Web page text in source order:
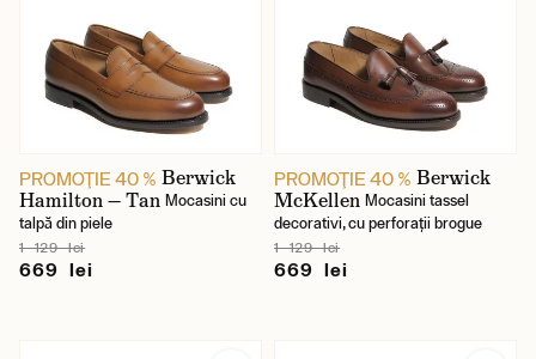
PROMOŢIE 40 % Berwick
Hamilton — Tan Mocasini cu
talpă din piele
1 129 lei
669 lei
PROMOŢIE 40 % Berwick
McKellen Mocasini tassel
decorativi, cu perforații brogue
1 129 lei
669 lei